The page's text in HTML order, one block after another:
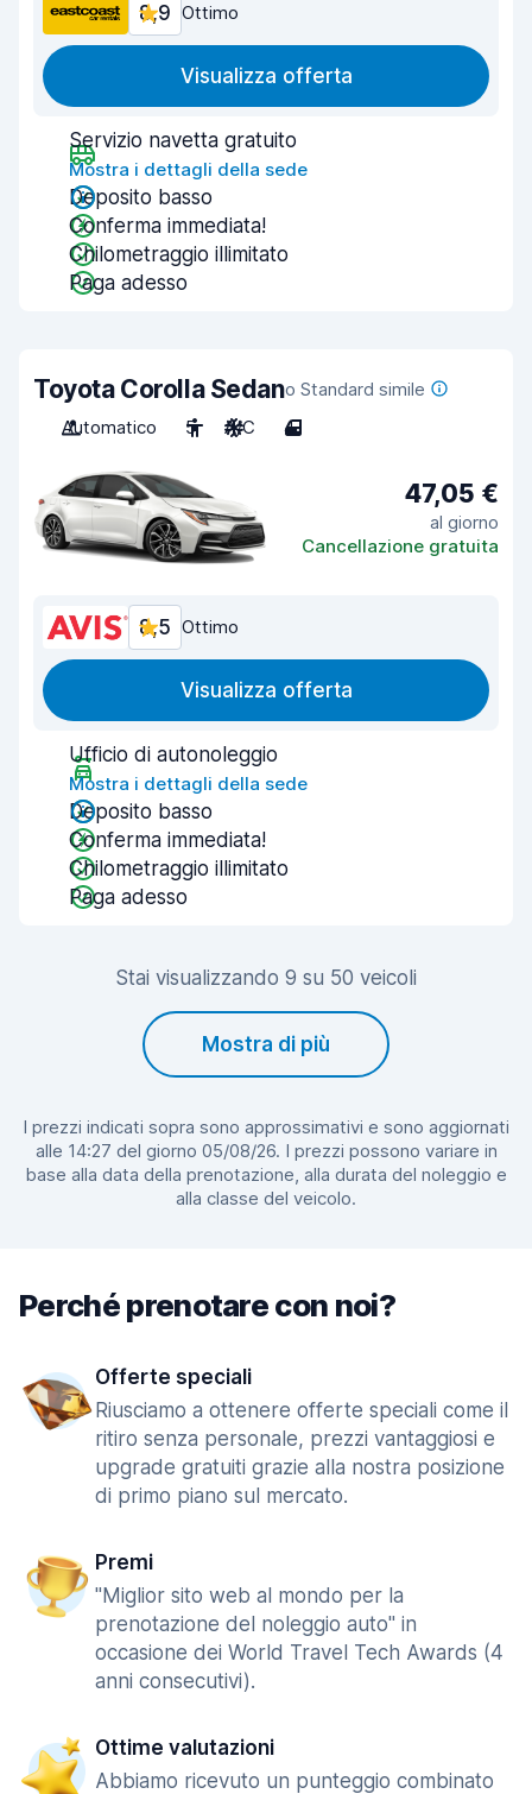
8,9 Ottimo
Visualizza offerta
Servizio navetta gratuito
Mostra i dettagli della sede
Deposito basso
Conferma immediata!
Chilometraggio illimitato
Paga adesso
Toyota Corolla Sedano Standard simile
Automatico
5 A/C 4
47,05 €
al giorno
Cancellazione gratuita
8,5 Ottimo
Visualizza offerta
Ufficio di autonoleggio
Mostra i dettagli della sede
Deposito basso
Conferma immediata!
Chilometraggio illimitato
Paga adesso
Stai visualizzando 9 su 50 veicoli
Mostra di più
I prezzi indicati sopra sono approssimativi e sono aggiornati
alle 14:27 del giorno 05/08/26. I prezzi possono variare in
base alla data della prenotazione, alla durata del noleggio e
alla classe del veicolo.
Perché prenotare con noi?
Offerte speciali
Riusciamo a ottenere offerte speciali come il
ritiro senza personale, prezzi vantaggiosi e
upgrade gratuiti grazie alla nostra posizione
di primo piano sul mercato.
Premi
"Miglior sito web al mondo per la
prenotazione del noleggio auto" in
occasione dei World Travel Tech Awards (4
anni consecutivi).
Ottime valutazioni
Abbiamo ricevuto un punteggio combinato